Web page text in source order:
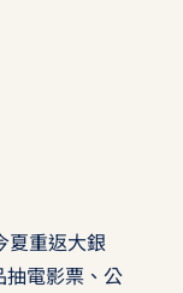
夏重返大銀
電影票、公